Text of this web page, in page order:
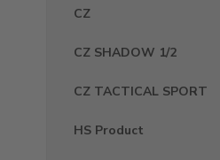
CZ
CZ SHADOW 1/2
CZ TACTICAL SPORT
HS Product